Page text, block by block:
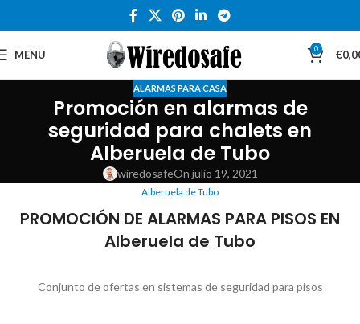
MENU 0 €
ALARMAS PARA CASA
Promoción en alarmas de
seguridad para chalets en
Alberuela de Tubo
wiredosafeOn julio 19, 2021
Alberuela de Tubo
PROMOCIÓN DE ALARMAS PARA PISOS EN
Alberuela de Tubo
Conjunto de ofertas en sistemas de seguridad para pisos